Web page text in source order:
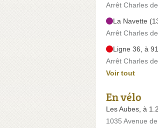
Arrêt Charles
La Navette
Arrêt Charles
Ligne 36, à
Arrêt Charles
Voir tout
En vélo
Les Aubes, à
1035 Avenue